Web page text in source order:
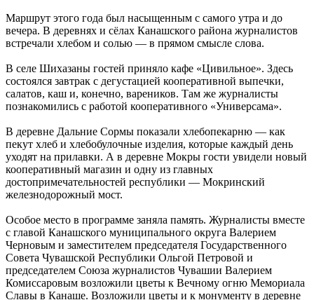
Маршрут этого года был насыщенным с самого утра и до
вечера. В деревнях и сёлах Канашского района журналистов
встречали хлебом и солью — в прямом смысле слова.
В селе Шихазаны гостей приняло кафе «Цивильное». Здесь
состоялся завтрак с дегустацией кооперативной выпечки,
салатов, каш и, конечно, вареников. Там же журналисты
познакомились с работой кооперативного «Универсама».
В деревне Дальние Сормы показали хлебопекарню — как
пекут хлеб и хлебобулочные изделия, которые каждый день
уходят на прилавки. А в деревне Мокры гости увидели новый
кооперативный магазин и одну из главных
достопримечательностей республики — Мокринский
железнодорожный мост.
Особое место в программе заняла память. Журналисты вместе
с главой Канашского муниципального округа Валерием
Черновым и заместителем председателя Государственного
Совета Чувашской Республики Ольгой Петровой и
председателем Союза журналистов Чувашии Валерием
Комиссаровым возложили цветы к Вечному огню Мемориала
Славы в Канаше. Возложили цветы и к монументу в деревне